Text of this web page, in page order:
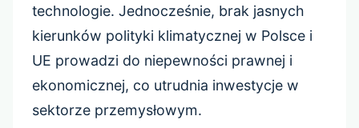
technologie. Jednocześnie, brak jasnych
kierunków polityki klimatycznej w Polsce i
UE prowadzi do niepewności prawnej i
ekonomicznej, co utrudnia inwestycje w
sektorze przemysłowym.